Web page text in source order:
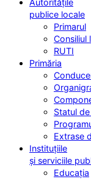
Autoritățile
publice locale
Primarul
Consiliul
RUTI
Primăria
Statul
Extrase
Instituțiile
și serviciile
Educația